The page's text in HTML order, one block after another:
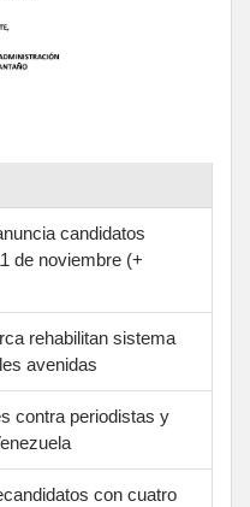
candidatos
de noviembre (+
rehabilitan sistema
avenidas
contra periodistas y
con cuatro